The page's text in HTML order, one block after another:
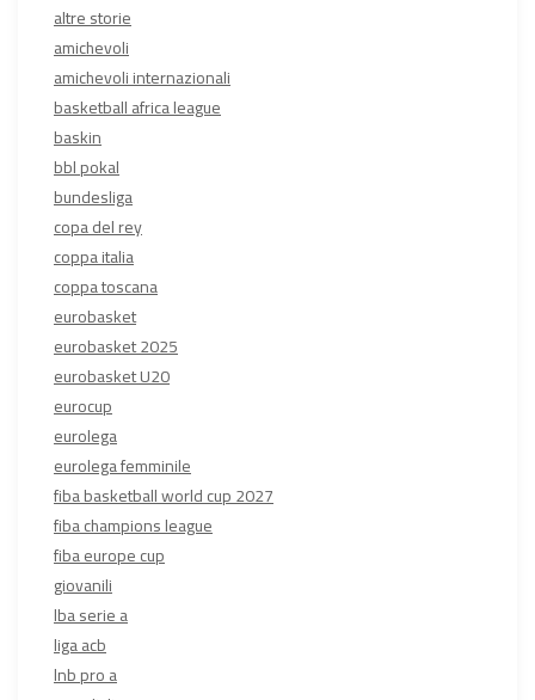
altre storie
amichevoli
amichevoli internazionali
basketball africa league
baskin
bbl pokal
bundesliga
copa del rey
coppa italia
coppa toscana
eurobasket
eurobasket 2025
eurobasket U20
eurocup
eurolega
eurolega femminile
fiba basketball world cup 2027
fiba champions league
fiba europe cup
giovanili
lba serie a
liga acb
lnb pro a